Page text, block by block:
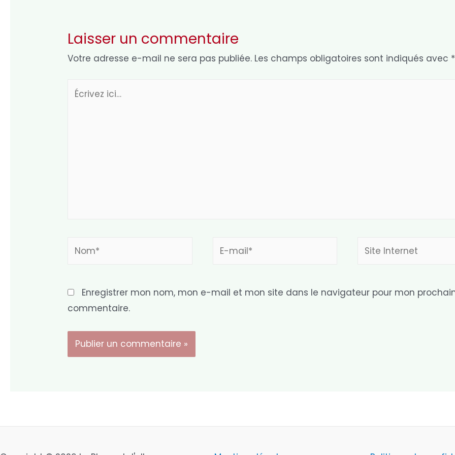
Laisser un commentaire
Votre adresse e-mail ne sera pas publiée. Les champs obligatoires sont indiqués avec *
Écrivez
Nom*
E-
Site
Enregistrer mon nom, mon e-mail et mon site dans le navigateur pour mon
commentaire.